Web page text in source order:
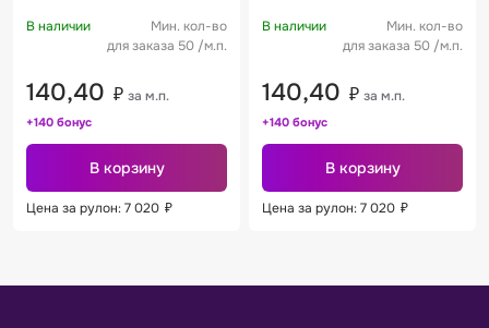
В наличии
Мин. кол-во
для заказа 50 /м.п.
140,40 ₽ за м.п.
+140 бонус
В корзину
Цена за рулон: 7 020 ₽
В наличии
Мин. кол-во
для заказа 50 /м.п.
140,40 ₽ за м.п.
+140 бонус
В корзину
Цена за рулон: 7 020 ₽